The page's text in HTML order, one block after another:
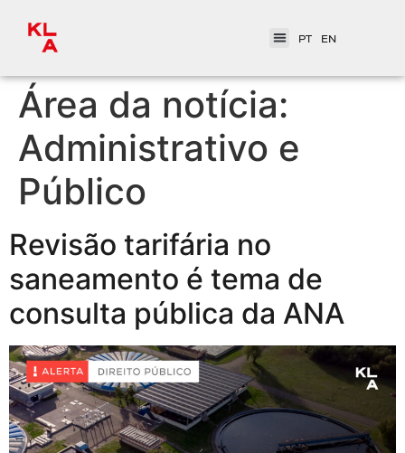
PT EN
Área da notícia:
Administrativo e
Público
Revisão tarifária no
saneamento é tema de
consulta pública da ANA